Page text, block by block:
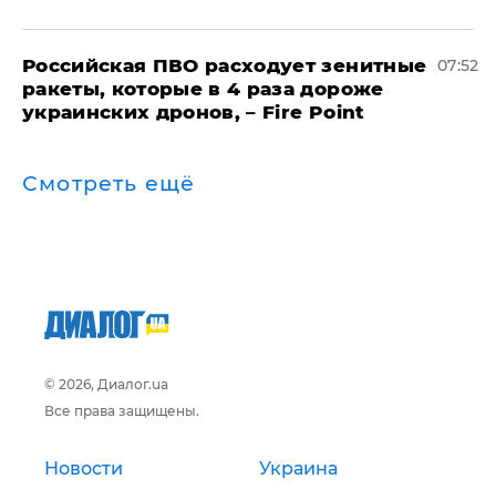
Российская ПВО расходует зенитные
ракеты, которые в 4 раза дороже
украинских дронов, – Fire Point
07:52
Смотреть ещё
© 2026, Диалог.ua
Все права защищены.
Новости Украина